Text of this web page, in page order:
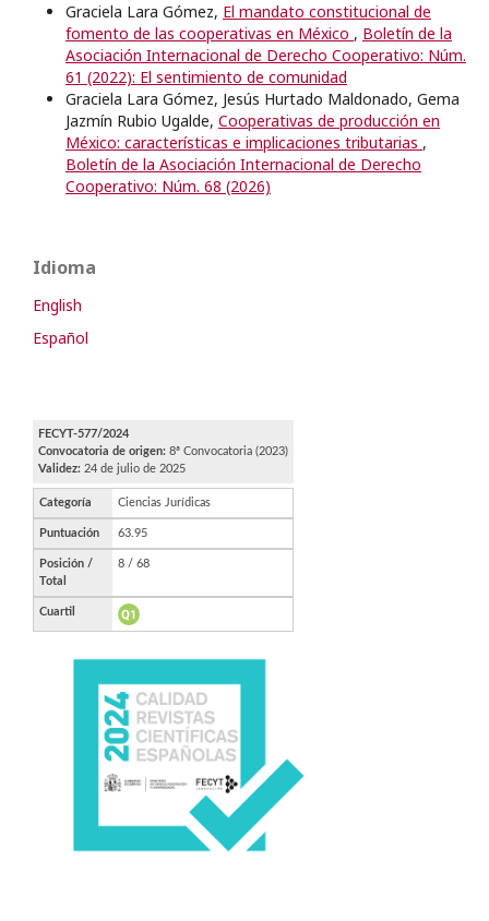
Graciela Lara Gómez, El mandato constitucional de
fomento de las cooperativas en México , Boletín de la
Asociación Internacional de Derecho Cooperativo: Núm.
61 (2022): El sentimiento de comunidad
Graciela Lara Gómez, Jesús Hurtado Maldonado, Gema
Jazmín Rubio Ugalde, Cooperativas de producción en
México: características e implicaciones tributarias ,
Boletín de la Asociación Internacional de Derecho
Cooperativo: Núm. 68 (2026)
Idioma
English
Español